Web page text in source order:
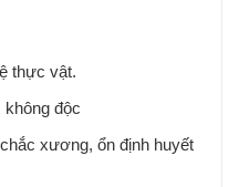
thực vật.
không độc
xương, ổn định huyết